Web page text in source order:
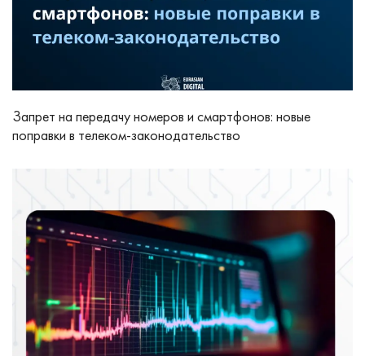
Запрет на передачу номеров и смартфонов: новые
поправки в телеком‑законодательство